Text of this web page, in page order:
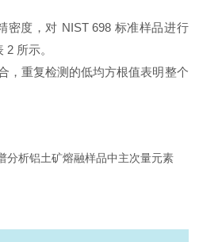
密度，对 NIST 698 标准样品进行
所示。
，重复检测的低均方根值表明整个